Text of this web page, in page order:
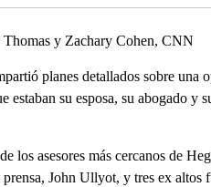
Thomas y Zachary Cohen, CNN
planes detallados sobre una
estaban su esposa, su abogado
los asesores más cercanos de
John Ullyot, y tres ex altos